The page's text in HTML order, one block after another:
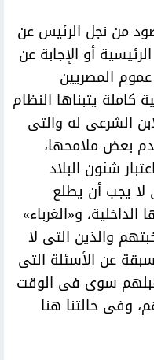
من نجل الرئيس عن
أو الإجابة عن
المصريين
كاملة يتبناها النظام
الشرعى له والتى
بعض ملامحها،
شئون البلاد
يجب أن يطلع
و«الغرباء»
والذين التى لا
عن الأسئلة التى
سوى فى الوقت
وفى حالتنا هنا